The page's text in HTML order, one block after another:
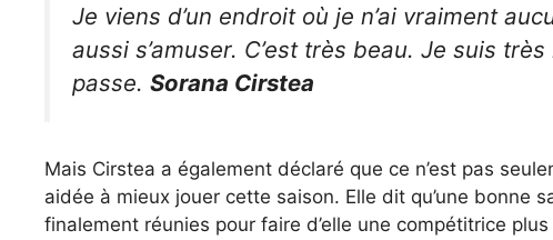
Je viens d’un endroit où je n’ai vraiment
aussi s’amuser. C’est très beau. Je suis
passe. Sorana Cirstea
Mais Cirstea a également déclaré que ce n’est pas
aidée à mieux jouer cette saison. Elle dit qu’une bonne
finalement réunies pour faire d’elle une compétitrice plus